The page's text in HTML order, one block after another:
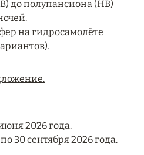
RESORT
BEACH ПО ЛУЧШИМ
НОВЫЙ ПАКЕТ
до полупансиона (HB)
на гидросамолёте
2026 года.
30 сентября 2026 года.